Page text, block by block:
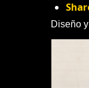
Diseño